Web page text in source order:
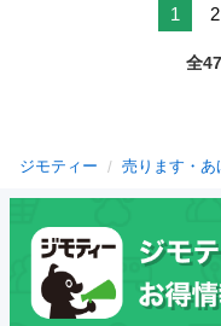
1 2
全
ジモティー 売ります・あ